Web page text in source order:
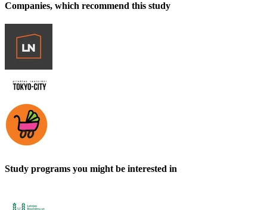
Companies, which recommend this study
Study programs you might be interested in